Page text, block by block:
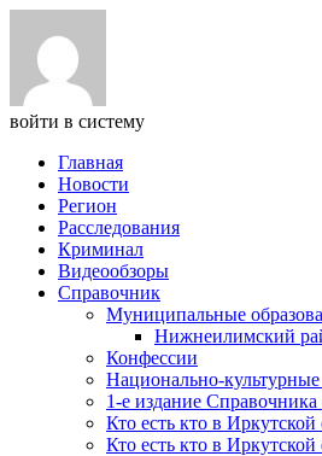
войти в систему
Главная
Новости
Регион
Расследования
Криминал
Видеообзоры
Справочник
Муниципальные
Нижнеилимский
Конфессии
Национально-
1-е издание Справочника
Кто есть кто в
Кто есть кто в